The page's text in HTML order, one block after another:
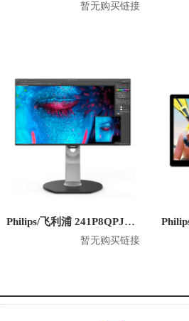
暂无购买链接
Philips/飞利浦 241P8QPJEB 23.8英寸 1080P显示器
暂无购买链接